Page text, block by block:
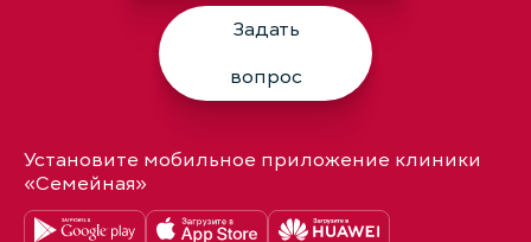
Задать
вопрос
Установите мобильное приложение клиники
«Семейная»